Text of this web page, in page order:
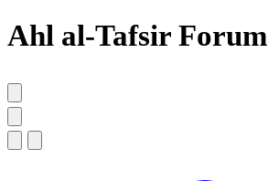
Ahl al-Tafsir Forum